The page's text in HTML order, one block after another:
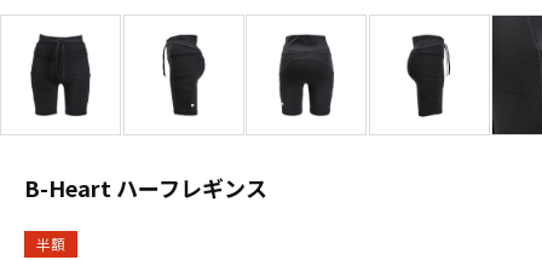
B-Heart ハーフレギンス
半額